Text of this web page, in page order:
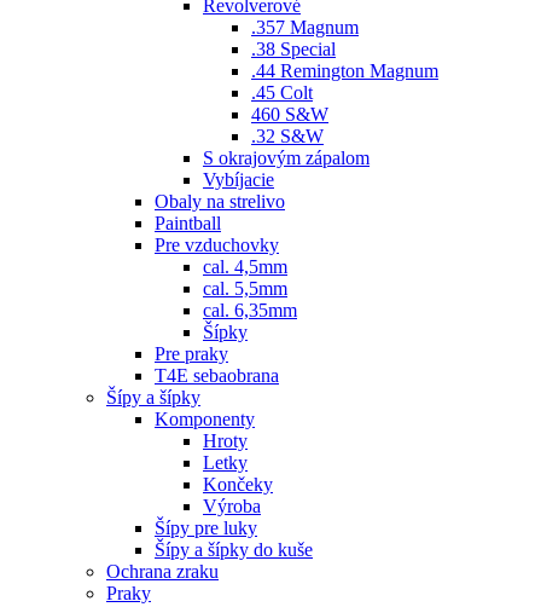
Revolverové
.357 Magnum
.38 Special
.44 Remington Magnum
.45 Colt
460 S&W
.32 S&W
S okrajovým zápalom
Vybíjacie
Obaly na strelivo
Paintball
Pre vzduchovky
cal. 4,5mm
cal. 5,5mm
cal. 6,35mm
Šípky
Pre praky
T4E sebaobrana
Šípy a šípky
Komponenty
Hroty
Letky
Končeky
Výroba
Šípy pre luky
Šípy a šípky do kuše
Ochrana zraku
Praky